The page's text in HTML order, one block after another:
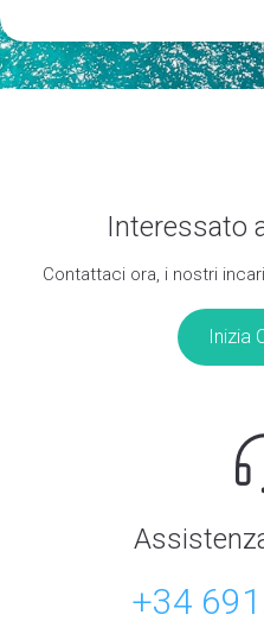
Interessato
Contattaci ora, i nostri
Inizia
+34